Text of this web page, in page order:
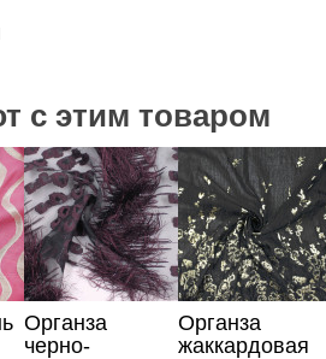
с этим товаром
Органза
черно-
Органза
жаккардовая